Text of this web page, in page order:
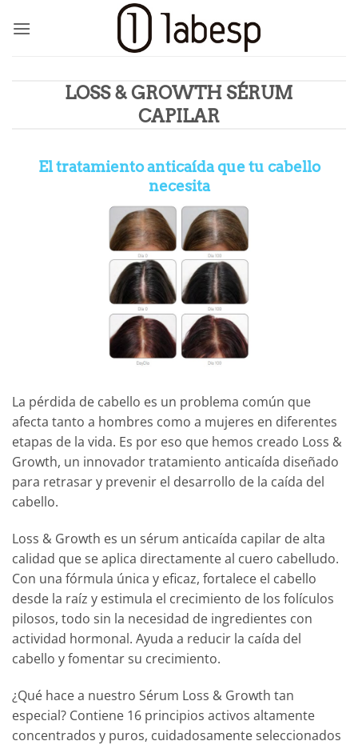
LOSS & GROWTH SÉRUM
CAPILAR
El tratamiento anticaída que tu cabello
necesita
La pérdida de cabello es un problema común que
afecta tanto a hombres como a mujeres en diferentes
etapas de la vida. Es por eso que hemos creado Loss &
Growth, un innovador tratamiento anticaída diseñado
para retrasar y prevenir el desarrollo de la caída del
cabello.
Loss & Growth es un sérum anticaída capilar de alta
calidad que se aplica directamente al cuero cabelludo.
Con una fórmula única y eficaz, fortalece el cabello
desde la raíz y estimula el crecimiento de los folículos
pilosos, todo sin la necesidad de ingredientes con
actividad hormonal. Ayuda a reducir la caída del
cabello y fomentar su crecimiento.
¿Qué hace a nuestro Sérum Loss & Growth tan
especial? Contiene 16 principios activos altamente
concentrados y puros, cuidadosamente seleccionados